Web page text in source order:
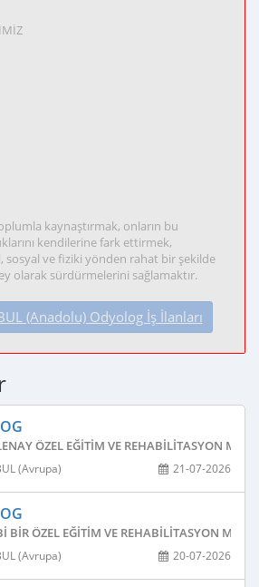
kaynaştırmak, onların bu
kendilerine fark ettirmek,
sosyal ve fiziki yönden rahat bir şekilde
olarak sürdürmelerini sağlamaktır.
(Anadolu) Odyolog İş İlanları
ÖZEL EĞITIM VE REHABILITASYON
21-07-2026
(Avrupa)
BIR ÖZEL EĞITIM VE REHABILITASYON
20-07-2026
(Avrupa)